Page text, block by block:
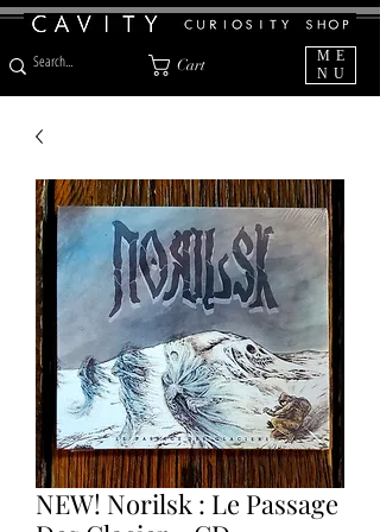
Cart
ME
NU
NEW! Norilsk : Le Passage